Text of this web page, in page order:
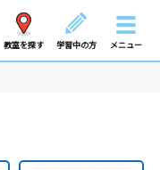
教室を探す 学習中の方 メニュー